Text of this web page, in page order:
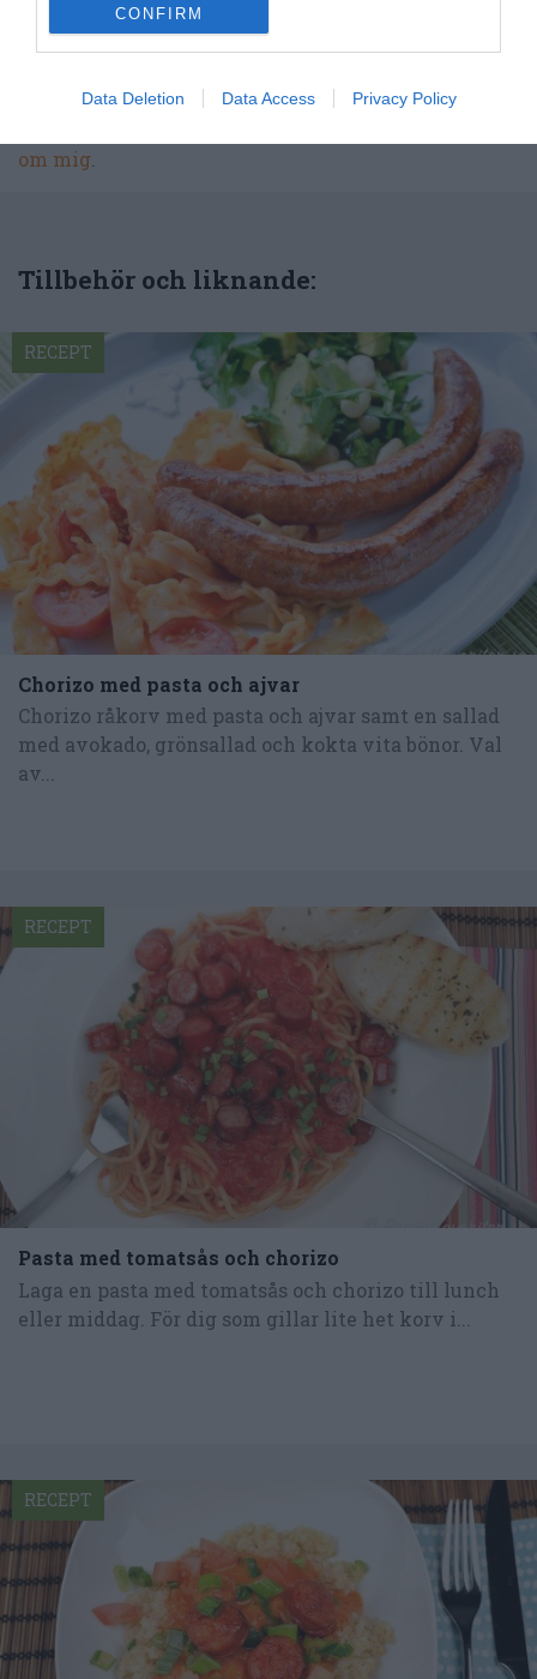
CONFIRM
Data Deletion Data Access Privacy Policy
restauranghögskolan i Grythyttan. På denna sida
delar jag med mig av tusentals olika recept för alla
har jag provlagat, skrivit och fotat så att du ska
om mig
Tillbehör och liknande:
Chorizo med pasta och ajvar
Chorizo råkorv med pasta och ajvar samt en sallad
med avokado, grönsallad och kokta vita bönor. Val
av...
RECEPT
Pasta med tomatsås och chorizo
Laga en pasta med tomatsås och chorizo till lunch
eller middag. För dig som gillar lite het korv i...
RECEPT
RECEPT